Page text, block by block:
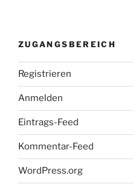
ZUGANGSBEREICH
Registrieren
Anmelden
Eintrags-Feed
Kommentar-Feed
WordPress.org